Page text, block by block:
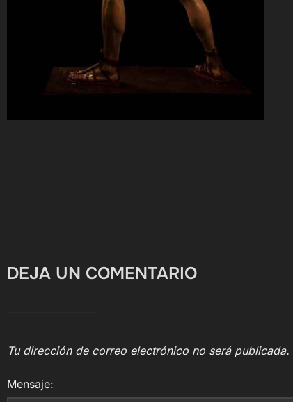
DEJA UN COMENTARIO
Tu dirección de correo electrónico no será publicada.
Mensaje: